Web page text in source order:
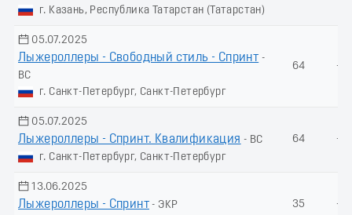
г. Казань, Республика Татарстан (Татарстан)
05.07.2025
Лыжероллеры - Свободный стиль - Спринт -
ВС
г. Санкт-Петербург, Санкт-Петербург
64 -
05.07.2025
Лыжероллеры - Спринт. Квалификация - ВС
г. Санкт-Петербург, Санкт-Петербург
64 -
13.06.2025
Лыжероллеры - Спринт - ЭКР
35 -